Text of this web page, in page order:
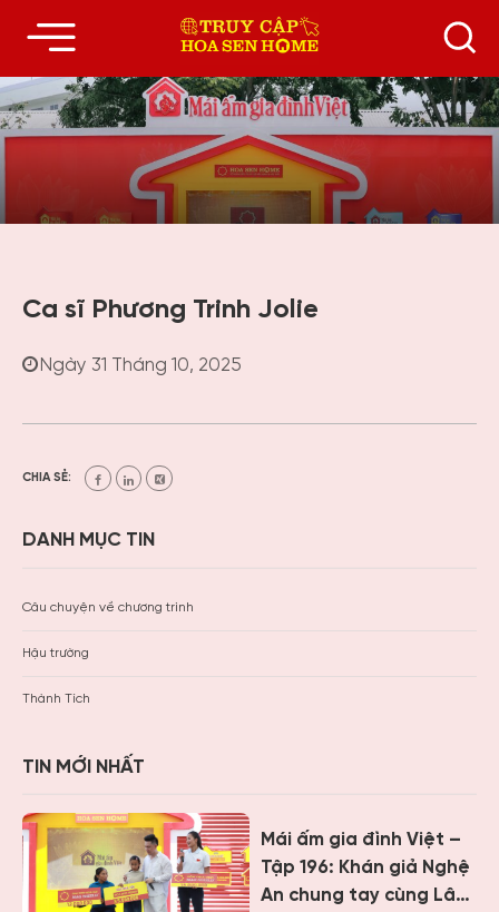
Ca sĩ Phương Trinh Jolie
Ngày 31 Tháng 10, 2025
CHIA SẺ:
DANH MỤC TIN
Câu chuyện về chương trình
Hậu trường
Thành Tích
TIN MỚI NHẤT
Mái ấm gia đình Việt –
Tập 196: Khán giả Nghệ
An chung tay cùng Lâm